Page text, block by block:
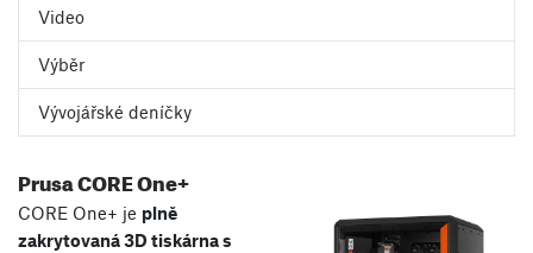
Video
Výběr
Vývojářské deníčky
Prusa CORE One+
CORE One+ je plně
zakrytovaná 3D tiskárna s